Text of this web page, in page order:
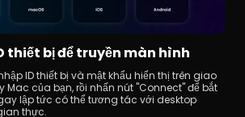
thiết bị để truyền màn hình
ID thiết bị và mật khẩu hiển thị trên giao
Mac của bạn, rồi nhấn nút "Connect" để bắt
lập tức có thể tương tác với desktop
thực.